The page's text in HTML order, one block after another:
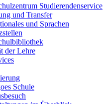
Studierendenservice
und Transfer
und Sprachen
der Lehre
Schule